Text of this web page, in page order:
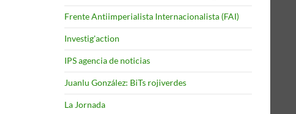
Frente Antiimperialista Internacionalista (FAI)
Investig'action
IPS agencia de noticias
Juanlu González: BiTs rojiverdes
La Jornada